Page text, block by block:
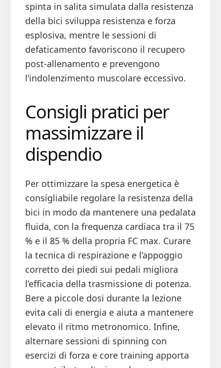
spinta in salita simulata dalla resistenza
della bici sviluppa resistenza e forza
esplosiva, mentre le sessioni di
defaticamento favoriscono il recupero
post-allenamento e prevengono
l’indolenzimento muscolare eccessivo.
Consigli pratici per
massimizzare il
dispendio
Per ottimizzare la spesa energetica è
consigliabile regolare la resistenza della
bici in modo da mantenere una pedalata
fluida, con la frequenza cardiaca tra il 75
% e il 85 % della propria FC max. Curare
la tecnica di respirazione e l’appoggio
corretto dei piedi sui pedali migliora
l’efficacia della trasmissione di potenza.
Bere a piccole dosi durante la lezione
evita cali di energia e aiuta a mantenere
elevato il ritmo metronomico. Infine,
alternare sessioni di spinning con
esercizi di forza e core training apporta